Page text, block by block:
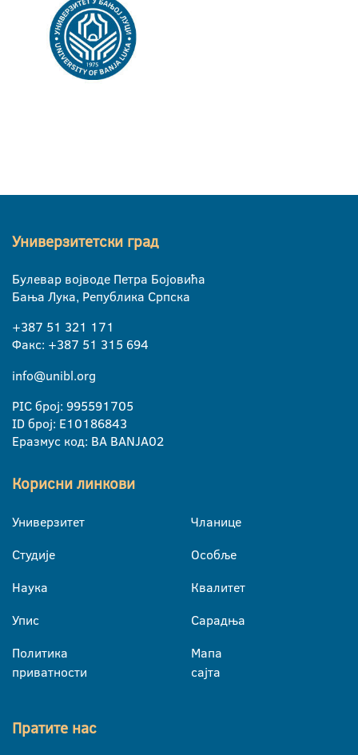
Универзитетски град
Булевар војводе Петра Бојовића
Бања Лука, Република Српска
+387 51 321 171
Факс: +387 51 315 694
info@unibl.org
PIC број: 995591705
ID број: E10186843
Еразмус код: BA BANJA02
Корисни линкови
Универзитет
Студије
Наука
Упис
Политика
приватности
Чланице
Особље
Квалитет
Сарадња
Мапа
сајта
Пратите нас